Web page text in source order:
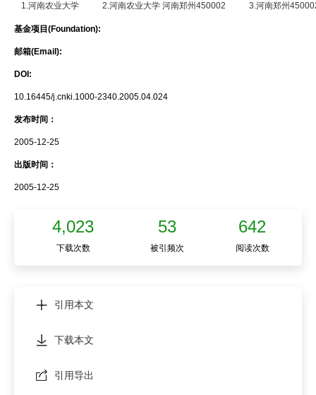
1.河南农业大学 2.河南农业大学 河南郑州450002 3.河南郑州
基金项目(Foundation):
邮箱(Email):
DOI:
10.16445/j.cnki.1000-2340.2005.04.024
发布时间：
2005-12-25
出版时间：
2005-12-25
4,023 53 642
下载次数 被引频次 阅读次数
引用本文
下载本文
引用导出